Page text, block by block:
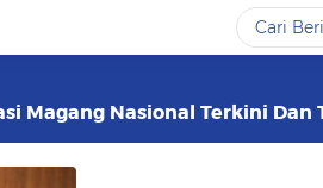
Magang Nasional Terkini